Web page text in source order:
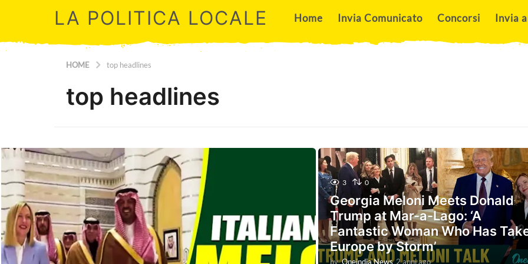
LA POLITICA LOCALE Home Invia Comunicato Concorsi Invia
HOME top headlines
top headlines
3 0
Georgia Meloni Meets Donald
Trump at Mar-a-Lago: ‘A
Fantastic Woman Who Has
Europe by Storm’
by Oneindia News 2 anni ago2